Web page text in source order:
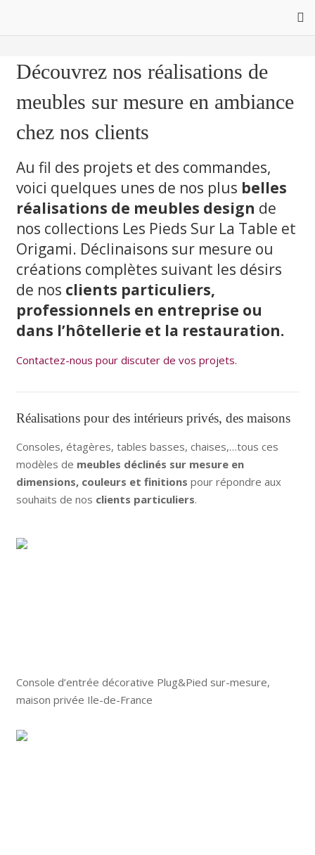
Découvrez nos réalisations de
meubles sur mesure en ambiance
chez nos clients
Au fil des projets et des commandes,
voici quelques unes de nos plus belles
réalisations de meubles design de
nos collections Les Pieds Sur La Table et
Origami. Déclinaisons sur mesure ou
créations complètes suivant les désirs
de nos clients particuliers,
professionnels en entreprise ou
dans l’hôtellerie et la restauration.
Contactez-nous pour discuter de vos projets.
Réalisations pour des intérieurs privés, des maisons
Consoles, étagères, tables basses, chaises,…tous ces
modèles de meubles déclinés sur mesure en
dimensions, couleurs et finitions pour répondre aux
souhaits de nos clients particuliers.
Console d’entrée décorative Plug&Pied sur-mesure,
maison privée Ile-de-France